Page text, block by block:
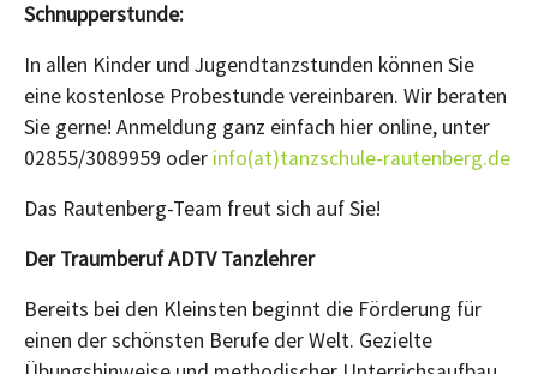
Schnupperstunde:
In allen Kinder und Jugendtanzstunden können Sie
eine kostenlose Probestunde vereinbaren. Wir beraten
Sie gerne! Anmeldung ganz einfach hier online, unter
02855/3089959 oder info(at)tanzschule-rautenberg.de
Das Rautenberg-Team freut sich auf Sie!
Der Traumberuf ADTV Tanzlehrer
Bereits bei den Kleinsten beginnt die Förderung für
einen der schönsten Berufe der Welt. Gezielte